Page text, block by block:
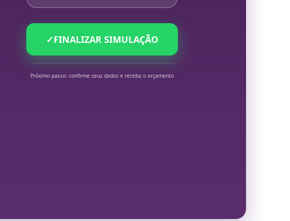
✓FINALIZAR SIMULAÇÃO
Próximo passo: confirme seus dados e receba o orçamento